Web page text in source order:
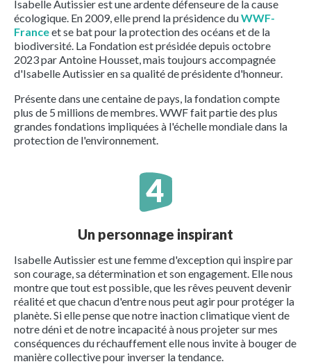
Isabelle Autissier est une ardente défenseure de la cause
écologique. En 2009, elle prend la présidence duWWF-
Franceet se bat pour la protection des océans et de la
biodiversité. La Fondation est présidée depuis octobre
2023 par Antoine Housset, mais toujours accompagnée
d'Isabelle Autissier en sa qualité de présidente d'honneur.
Présente dans une centaine de pays, la fondation compte
plus de 5 millions de membres. WWF fait partie des plus
grandes fondations impliquées à l'échelle mondiale dans la
protection de l'environnement.
Un personnage inspirant
Isabelle Autissier est une femme d'exception qui inspire par
son courage, sa détermination et son engagement. Elle nous
montre que tout est possible, que les rêves peuvent devenir
réalité et que chacun d'entre nous peut agir pour protéger la
planète. Si elle pense que notre inaction climatique vient de
notre déni et de notre incapacité à nous projeter sur mes
conséquences du réchauffement elle nous invite à bouger de
manière collective pour inverser la tendance.